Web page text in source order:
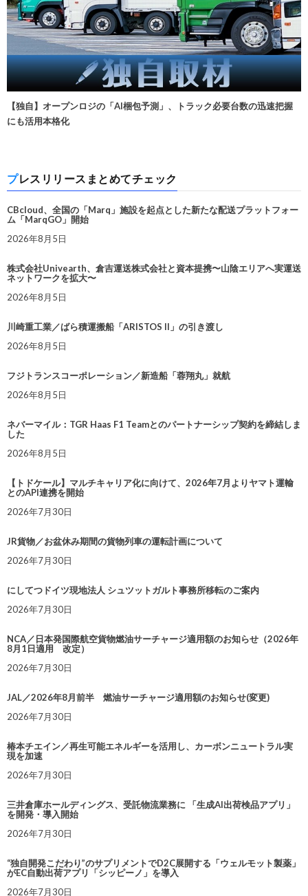
【独自】オープンロジの「AI梱包予測」、トラック必要台数の迅速把握
にも活用本格化
プレスリリースまとめてチェック
CBcloud、全国の「Marq」施設を起点とした新たな配送プラットフォー
ム「MarqGO」開始
2026年8月5日
株式会社Univearth、倉吉運送株式会社と資本提携〜山陰エリアへ実運送
ネットワークを拡大〜
2026年8月5日
川崎重工業／ばら積運搬船「ARISTOS II」の引き渡し
2026年8月5日
フジトランスコーポレーション／新造船「蓉翔丸」就航
2026年8月5日
ネバーマイル：TGR Haas F1 Teamとのパートナーシップ契約を締結しま
した
2026年8月5日
【トドケール】マルチキャリア化に向けて、2026年7月よりヤマト運輸
とのAPI連携を開始
2026年7月30日
JR貨物／お盆休み期間の貨物列車の運転計画について
2026年7月30日
にしてつドイツ現地法人 シュツットガルト事務所移転のご案内
2026年7月30日
NCA／日本発国際航空貨物燃油サーチャージ適用額のお知らせ（2026年
8月1日適用 改定）
2026年7月30日
JAL／2026年8月前半 燃油サーチャージ適用額のお知らせ(変更)
2026年7月30日
椿本チエイン／再生可能エネルギーを活用し、カーボンニュートラル実
現を加速
2026年7月30日
三井倉庫ホールディングス、受託物流業務に 「生成AI出荷検品アプリ」
を開発・導入開始
2026年7月30日
“独自開発こだわり”のサプリメントでD2C展開する「ウェルモット製薬」
がEC自動出荷アプリ「シッピーノ」を導入
2026年7月30日